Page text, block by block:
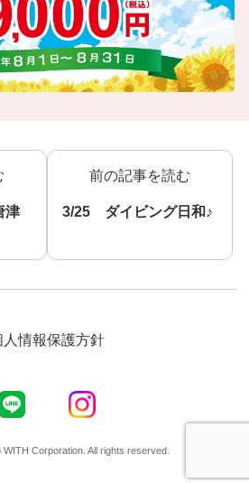
津
前の記事を読む
3/25 ダイビング日和♪
人情報保護方針
Corporation. All rights reserved.